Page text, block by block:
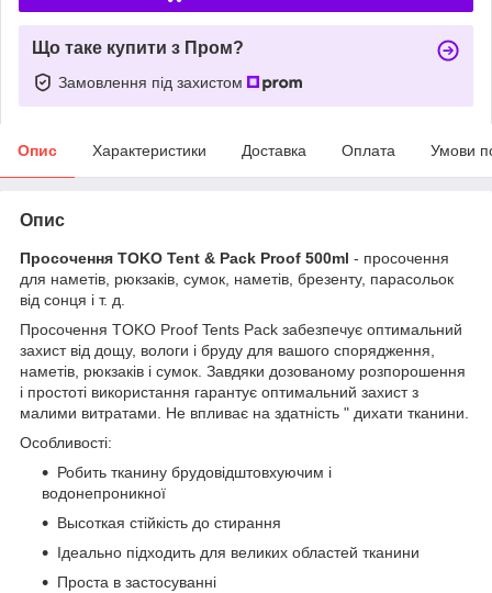
Що таке купити з Пром?
Замовлення під захистом
Опис Характеристики Доставка Оплата Умови
Опис
Просочення TOKO Tent & Pack Proof 500ml - просочення
для наметів, рюкзаків, сумок, наметів, брезенту, парасольок
від сонця і т. д.
Просочення TOKO Proof Tents Pack забезпечує оптимальний
захист від дощу, вологи і бруду для вашого спорядження,
наметів, рюкзаків і сумок. Завдяки дозованому розпорошення
і простоті використання гарантує оптимальний захист з
малими витратами. Не впливає на здатність " дихати тканини.
Особливості:
Робить тканину брудовідштовхуючим і
водонепроникної
Высоткая стійкість до стирання
Ідеально підходить для великих областей тканини
Проста в застосуванні